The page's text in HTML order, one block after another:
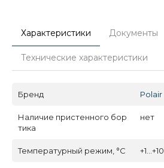
Характеристики Документы
Технические характеристики
Бренд Polair
Наличие пристенного бор
тика
нет
Температурный режим, °C +1...+10